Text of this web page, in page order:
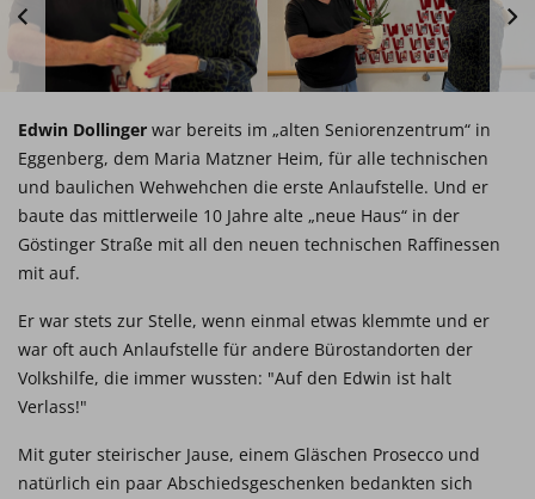
Edwin Dollinger war bereits im „alten Seniorenzentrum“ in
Eggenberg, dem Maria Matzner Heim, für alle technischen
und baulichen Wehwehchen die erste Anlaufstelle. Und er
baute das mittlerweile 10 Jahre alte „neue Haus“ in der
Göstinger Straße mit all den neuen technischen Raffinessen
mit auf.
Er war stets zur Stelle, wenn einmal etwas klemmte und er
war oft auch Anlaufstelle für andere Bürostandorten der
Volkshilfe, die immer wussten: "Auf den Edwin ist halt
Verlass!"
Mit guter steirischer Jause, einem Gläschen Prosecco und
natürlich ein paar Abschiedsgeschenken bedankten sich